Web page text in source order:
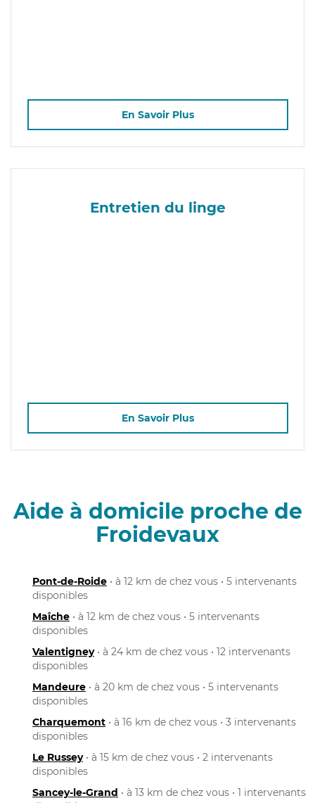
En Savoir Plus
Entretien du linge
En Savoir Plus
Aide à domicile proche de
Froidevaux
Pont-de-Roide • à 12 km de chez vous • 5 intervenants
disponibles
Maîche • à 12 km de chez vous • 5 intervenants
disponibles
Valentigney• à 24 km de chez vous • 12 intervenants
disponibles
Mandeure • à 20 km de chez vous • 5 intervenants
disponibles
Charquemont • à 16 km de chez vous • 3 intervenants
disponibles
Le Russey• à 15 km de chez vous • 2 intervenants
disponibles
Sancey-le-Grand • à 13 km de chez vous • 1 intervenants